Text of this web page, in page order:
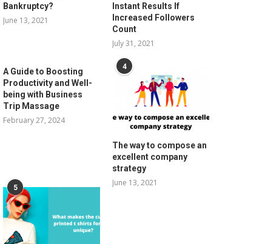
Bankruptcy?
June 13, 2021
Instant Results If
Increased Followers
Count
July 31, 2021
A Guide to Boosting
Productivity and Well-
being with Business
Trip Massage
February 27, 2024
4
The way to compose an
excellent company
strategy
June 13, 2021
5